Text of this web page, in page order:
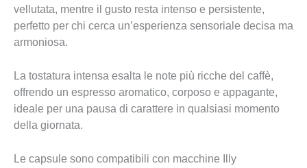
vellutata, mentre il gusto resta intenso e persistente,
perfetto per chi cerca un’esperienza sensoriale decisa ma
armoniosa.
La tostatura intensa esalta le note più ricche del caffè,
offrendo un espresso aromatico, corposo e appagante,
ideale per una pausa di carattere in qualsiasi momento
della giornata.
Le capsule sono compatibili con macchine Illy